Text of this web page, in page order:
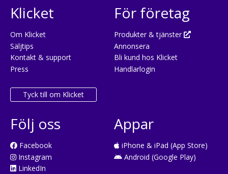
Klicket
Om Klicket
Säljtips
Kontakt & support
Press
Tyck till om Klicket
För företag
Produkter & tjänster
Annonsera
Bli kund hos Klicket
Handlarlogin
Följ oss
Facebook
Instagram
LinkedIn
Appar
iPhone & iPad (App Store)
Android (Google Play)